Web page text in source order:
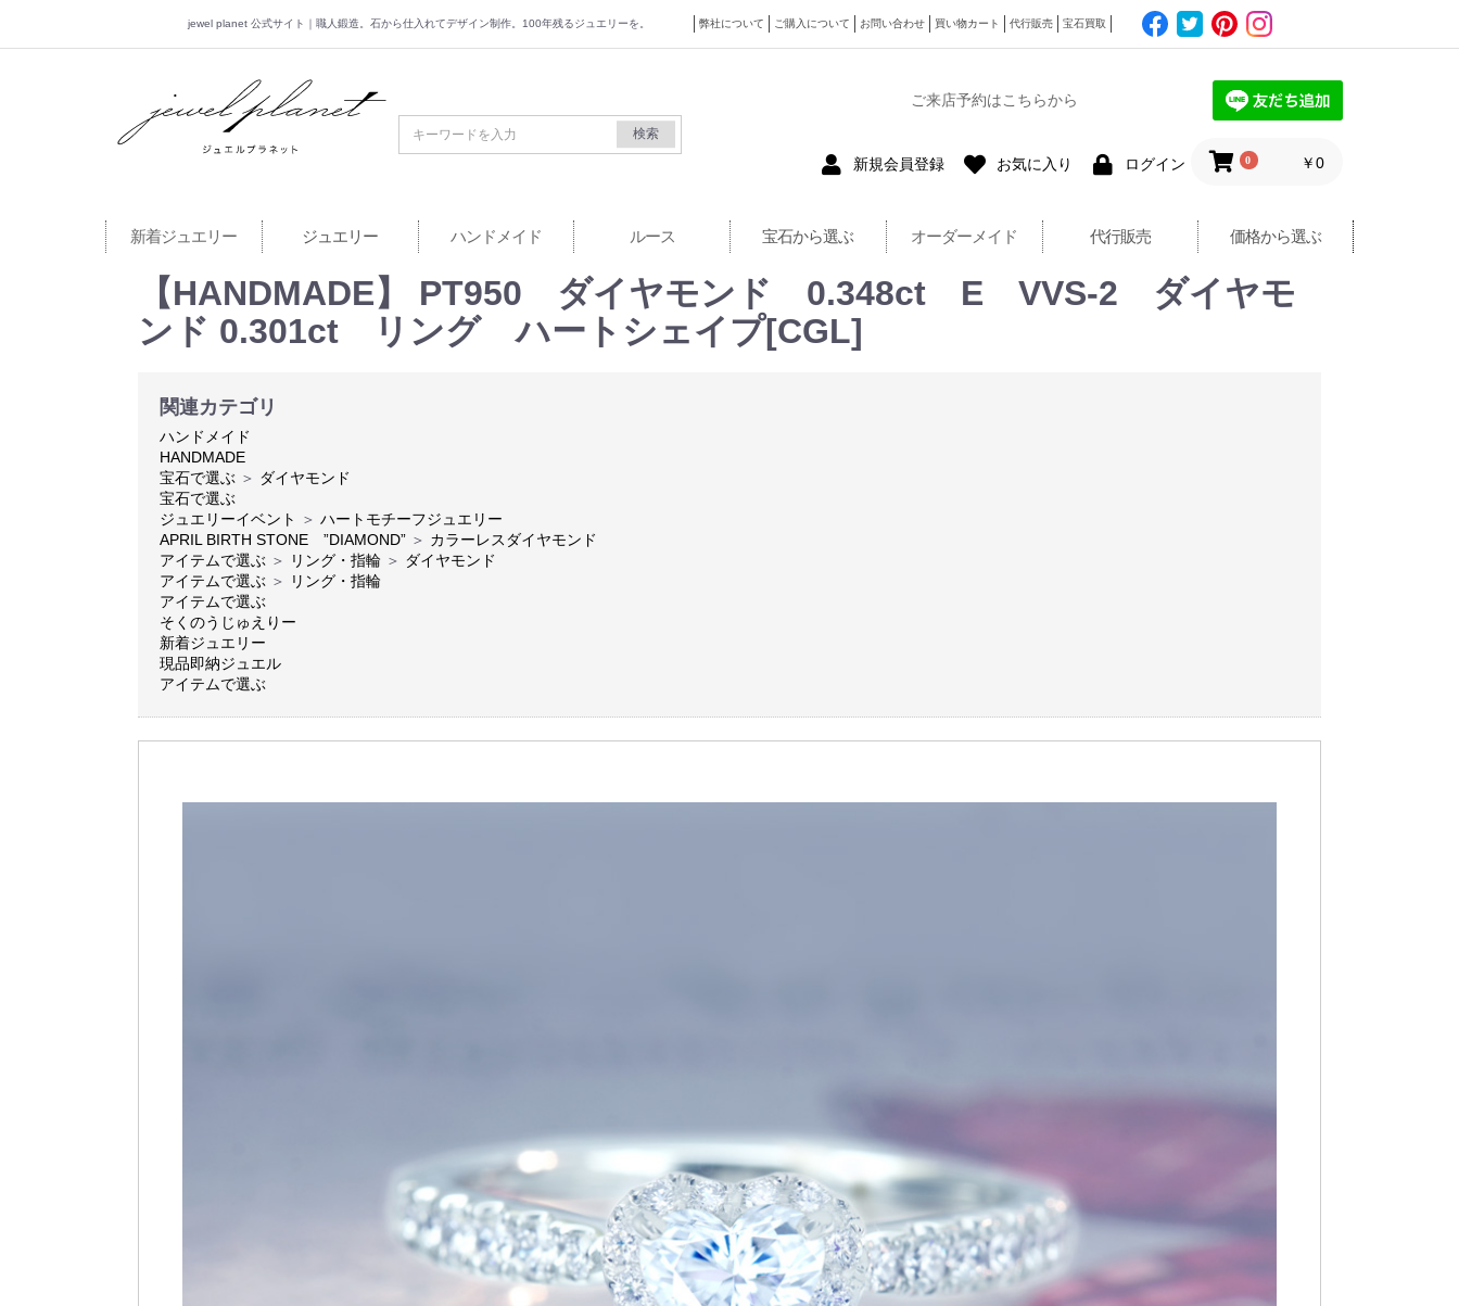
jewel planet 公式サイト｜職人鍛造。石から仕入れてデザイン制作。100年残るジュエリーを。 弊社について ご購入について お問い合わせ 買い物カート 代行販売 宝石買取
jewel planet 公式サイト
検索
ご来店予約はこちらから
新規会員登録 お気に入り ログイン 0 ￥0
新着ジュエリー ジュエリー ハンドメイド ルース 宝石から選ぶ オーダーメイド 代行販売 価格から選ぶ
【HANDMADE】 PT950 ダイヤモンド 0.348ct E VVS-2 ダイヤモ
ンド 0.301ct リング ハートシェイプ[CGL]
関連カテゴリ
ハンドメイド
HANDMADE
宝石で選ぶ ＞ ダイヤモンド
宝石で選ぶ
ジュエリーイベント
＞ ハートモチーフジュエリー
APRIL BIRTH STONE ”DIAMOND” ＞ カラーレスダイヤモンド
アイテムで選ぶ ＞ リング・指輪 ＞ ダイヤモンド
アイテムで選ぶ ＞
リング・指輪
アイテムで選ぶ
そくのうじゅえりー
新着ジュエリー
現品即納ジュエル
アイテムで選ぶ